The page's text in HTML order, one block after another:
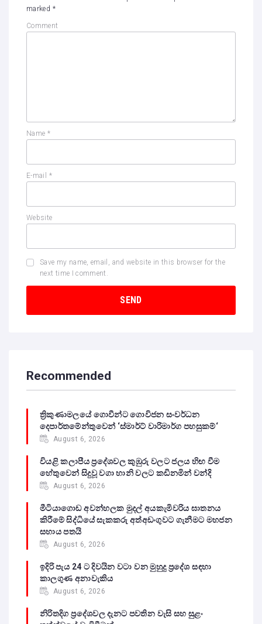
marked *
Comment
Name *
E-mail *
Website
Save my name, email, and website in this browser for the
next time I comment.
Recommended
ත්‍රිකුණාමලයේ ගොවීන්ට ගොවිජන සංවර්ධන
දෙපාර්තමේන්තුවෙන් ‘ස්මාර්ට් වාරිමාර්ග පහසුකම්‘
August 6, 2026
වියළි කලාපීය ප්‍රදේශවල කුඹුරු වලට ජලය හිඟ වීම
හේතුවෙන් සිදුවූ වගා හානි වලට කඩිනමින් වන්දි
August 6, 2026
මීටියාගොඩ අවන්හලක මුදල් අයකැමිවරිය ඝාතනය
කිරීමේ සිද්ධියේ සැකකරු අත්අඩංගුවට ගැනීමට මහජන
සහාය පතයි
August 6, 2026
ඉදිරි පැය 24 ට දිවයින වටා වන මුහුදු ප්‍රදේශ සඳහා
කාලගුණ අනාවැකිය
August 6, 2026
නිරිතදිග ප්‍රදේශවල දැනට පවතින වැසි සහ සුළං